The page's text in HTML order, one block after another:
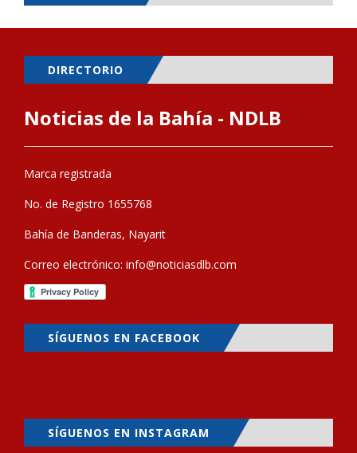
DIRECTORIO
Noticias de la Bahía - NDLB
Marca registrada
No. de Registro 1655768
Bahía de Banderas, Nayarit
Correo electrónico: info@noticiasdlb.com
SÍGUENOS EN FACEBOOK
SÍGUENOS EN INSTAGRAM